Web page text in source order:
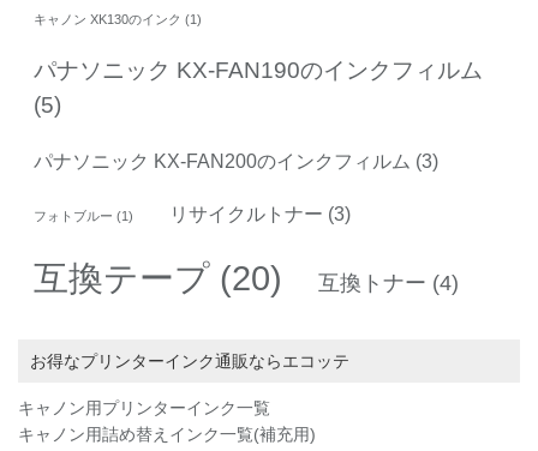
キャノン XK130のインク (1)
パナソニック KX-FAN190のインクフィルム
(5)
パナソニック KX-FAN200のインクフィルム (3)
フォトブルー (1) リサイクルトナー (3)
互換テープ (20) 互換トナー (4)
お得なプリンターインク通販ならエコッテ
キャノン用プリンターインク一覧
キャノン用詰め替えインク一覧(補充用)